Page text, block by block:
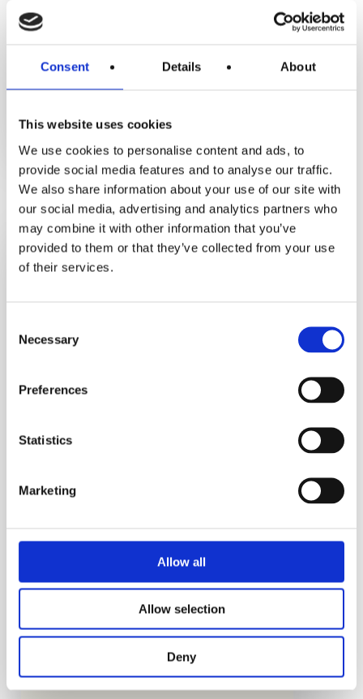
Consent Details About
This website uses cookies
We use cookies to personalise content and ads, to
provide social media features and to analyse our traffic.
We also share information about your use of our site with
our social media, advertising and analytics partners who
may combine it with other information that you’ve
provided to them or that they’ve collected from your use
of their services.
Selection
Necessary
Preferences
Statistics
Marketing
Allow all
Allow selection
Deny
Prestige Menu
Prestigemenu
Gold caviar – Kammusling, dehydreret
4. Servering